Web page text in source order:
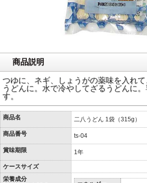
商品説明
つゆに、ネギ、しょうがの薬味を入れ
うどんに。水で冷やしてざるうどんに
す。
商品名 二八うどん 1袋（315g）
商品番号 ts-04
賞味期限 1年
ケースサイズ
栄養成分